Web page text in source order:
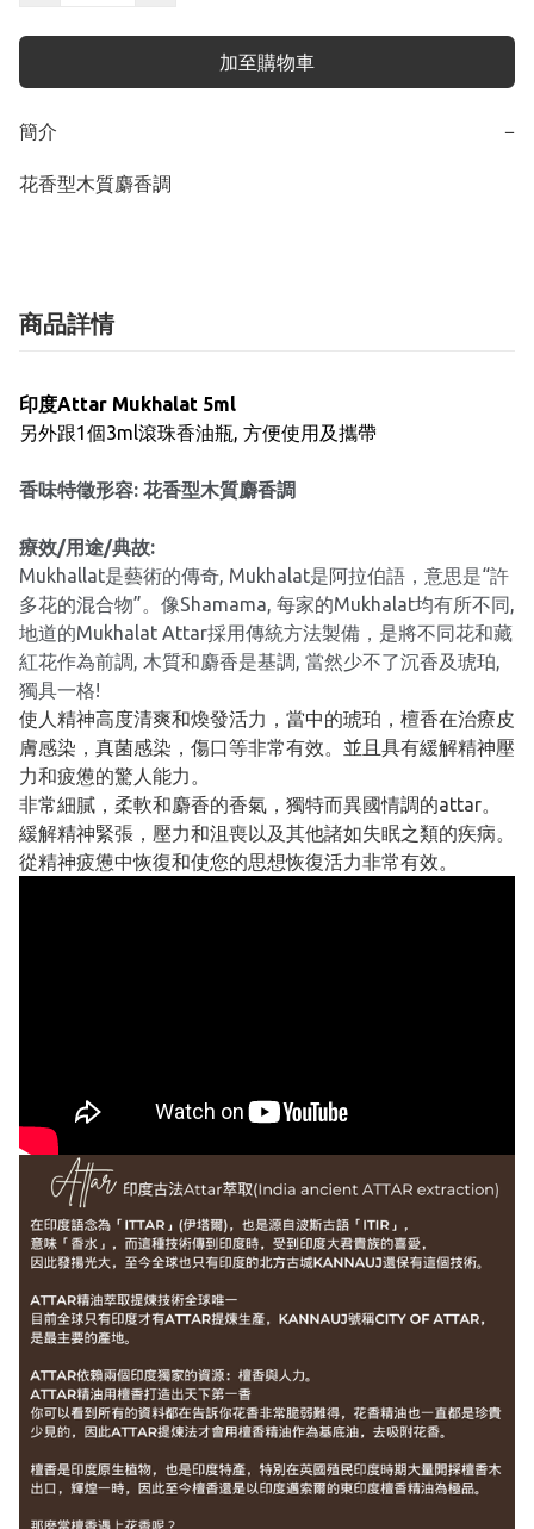
加至購物車
簡介 −
花香型木質麝香調
商品詳情
印度Attar Mukhalat 5ml
另外跟1個3ml滾珠香油瓶, 方便使用及攜帶
香味特徵形容: 花香型木質麝香調
療效/用途/典故:
Mukhallat是藝術的傳奇, Mukhalat是阿拉伯語，意思是“許
多花的混合物”。像Shamama, 每家的Mukhalat均有所不同,
地道的Mukhalat Attar採用傳統方法製備，是將不同花和藏
紅花作為前調, 木質和麝香是基調, 當然少不了沉香及琥珀,
獨具一格!
使人精神高度清爽和煥發活力，當中的琥珀，檀香在治療皮
膚感染，真菌感染，傷口等非常有效。並且具有緩解精神壓
力和疲憊的驚人能力。
非常細膩，柔軟和麝香的香氣，獨特而異國情調的attar。
緩解精神緊張，壓力和沮喪以及其他諸如失眠之類的疾病。
從精神疲憊中恢復和使您的思想恢復活力非常有效。